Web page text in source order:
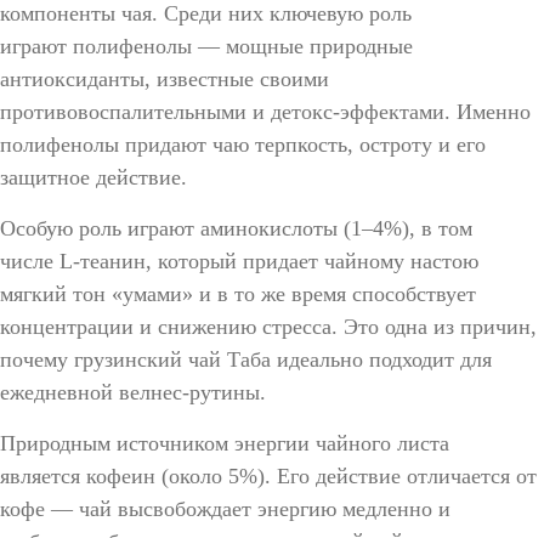
компоненты чая. Среди них ключевую роль
играют полифенолы — мощные природные
антиоксиданты, известные своими
противовоспалительными и детокс-эффектами. Именно
полифенолы придают чаю терпкость, остроту и его
защитное действие.
Особую роль играют аминокислоты (1–4%), в том
числе L-теанин, который придает чайному настою
мягкий тон «умами» и в то же время способствует
концентрации и снижению стресса. Это одна из причин,
почему грузинский чай Таба идеально подходит для
ежедневной велнес-рутины.
Природным источником энергии чайного листа
является кофеин (около 5%). Его действие отличается от
кофе — чай высвобождает энергию медленно и